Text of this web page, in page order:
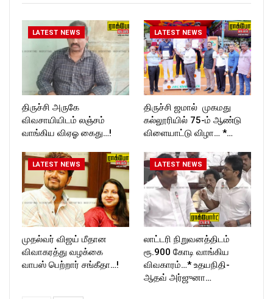
ckforttimes/
https://twitter.com/ROCKFOR
T_TIMESC
LATEST NEWS
திருச்சி அருகே
விவசாயியிடம் லஞ்சம்
வாங்கிய விஏஓ கைது…!
LATEST NEWS
திருச்சி ஜமால் முகமது
கல்லூரியில் 75-ம் ஆண்டு
விளையாட்டு விழா… *…
LATEST NEWS
முதல்வர் விஜய் மீதான
விவாகரத்து வழக்கை
வாபஸ் பெற்றார் சங்கீதா…!
LATEST NEWS
லாட்டரி நிறுவனத்திடம்
ரூ.900 கோடி வாங்கிய
விவகாரம்…* உதயநிதி-
ஆதவ் அர்ஜுனா…